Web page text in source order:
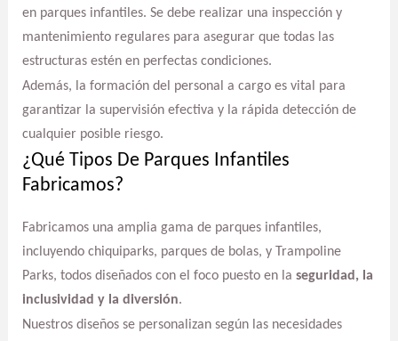
en parques infantiles. Se debe realizar una inspección y
mantenimiento regulares para asegurar que todas las
estructuras estén en perfectas condiciones.
Además, la formación del personal a cargo es vital para
garantizar la supervisión efectiva y la rápida detección de
cualquier posible riesgo.
¿Qué Tipos De Parques Infantiles
Fabricamos?
Fabricamos una amplia gama de parques infantiles,
incluyendo chiquiparks, parques de bolas, y Trampoline
Parks, todos diseñados con el foco puesto en la seguridad, la
inclusividad y la diversión.
Nuestros diseños se personalizan según las necesidades